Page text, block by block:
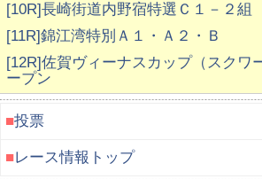
[10R]長崎街道内野宿特選Ｃ１－２組
[11R]錦江湾特別Ａ１・Ａ２・Ｂ
[12R]佐賀ヴィーナスカップ（スクワ
ープン
■投票
■レース情報トップ